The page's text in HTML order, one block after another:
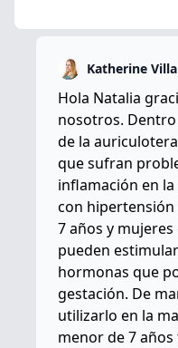
Katherine
Hola Natalia
nosotros.
de la
que sufran
inflamación en
con hipertensión
7 años y
pueden
hormonas que
gestación. De
utilizarlo en la
menor de 7